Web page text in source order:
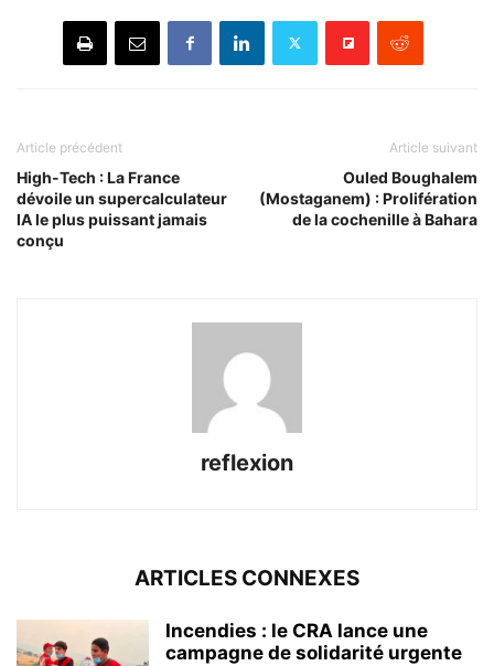
Article précédent
High-Tech : La France
dévoile un supercalculateur
IA le plus puissant jamais
conçu
Article suivant
Ouled Boughalem
(Mostaganem) : Prolifération
de la cochenille à Bahara
reflexion
ARTICLES CONNEXES
Incendies : le CRA lance une
campagne de solidarité urgente